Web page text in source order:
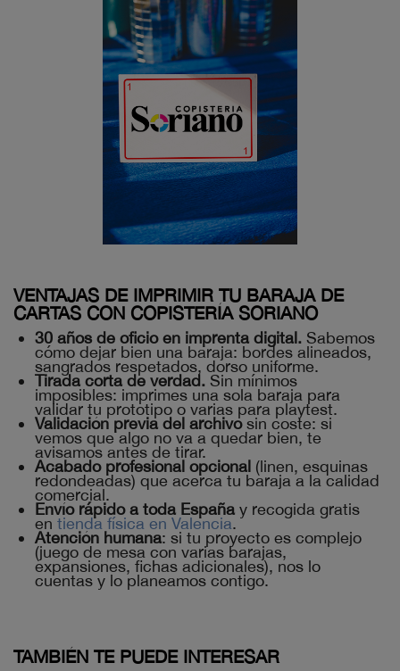
VENTAJAS DE IMPRIMIR TU BARAJA DE
CARTAS CON COPISTERÍA SORIANO
30 años de oficio en imprenta digital. Sabemos
cómo dejar bien una baraja: bordes alineados,
sangrados respetados, dorso uniforme.
Tirada corta de verdad. Sin mínimos
imposibles: imprimes una sola baraja para
validar tu prototipo o varias para playtest.
Validación previa del archivosin coste: si
vemos que algo no va a quedar bien, te
avisamos antes de tirar.
Acabado profesional opcional (linen, esquinas
redondeadas) que acerca tu baraja a la calidad
comercial.
Envío rápido a toda España y recogida gratis
en tienda física en Valencia.
Atención humana: si tu proyecto es complejo
(juego de mesa con varias barajas,
expansiones, fichas adicionales), nos lo
cuentas y lo planeamos contigo.
TAMBIÉN TE PUEDE INTERESAR